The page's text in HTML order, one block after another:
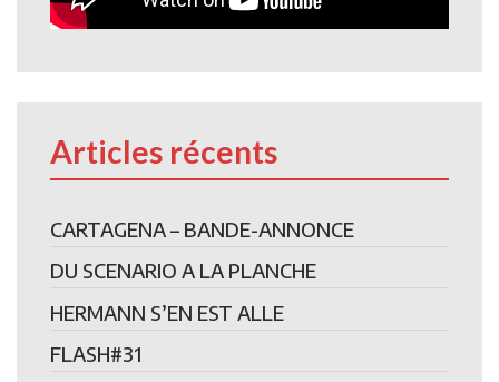
Articles récents
CARTAGENA – BANDE-ANNONCE
DU SCENARIO A LA PLANCHE
HERMANN S’EN EST ALLE
FLASH#31